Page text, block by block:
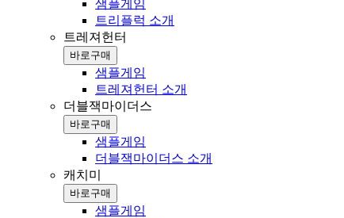
샘플게임
트리플럭 소개
트레져헌터
바로구매
샘플게임
트레져헌터 소개
더블잭마이더스
바로구매
샘플게임
더블잭마이더스 소개
캐치미
바로구매
샘플게임